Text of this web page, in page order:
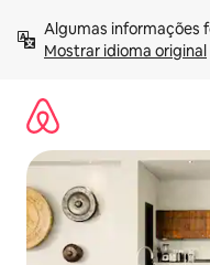
para
Mostrar idioma original